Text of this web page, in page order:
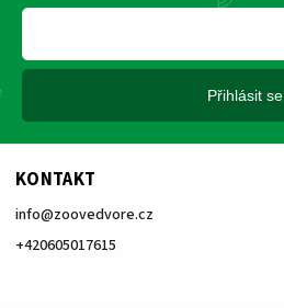
KONTAKT
info@zoovedvore.cz
+420605017615
Přihlásit se